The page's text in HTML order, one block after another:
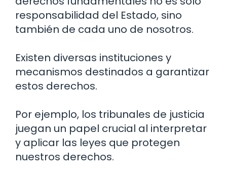
responsabilidad del Estado, sino
también de cada uno de nosotros.
Existen diversas instituciones y
mecanismos destinados a garantizar
estos derechos.
Por ejemplo, los tribunales de justicia
juegan un papel crucial al interpretar
y aplicar las leyes que protegen
nuestros derechos.